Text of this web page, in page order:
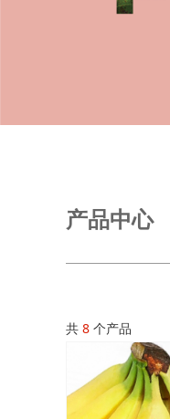
共 8 个产品
产品中心